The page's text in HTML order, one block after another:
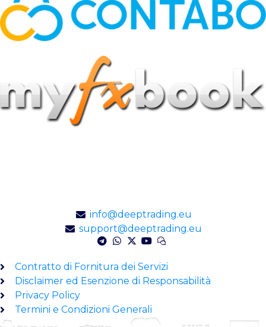
info@deeptrading.eu
support@deeptrading.eu
Contratto di Fornitura dei Servizi
Disclaimer ed Esenzione di Responsabilità
Privacy Policy
Termini e Condizioni Generali